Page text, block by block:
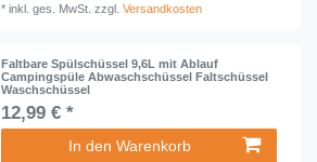
*inkl. ges. MwSt. zzgl.Versandkosten
Faltbare Spülschüssel 9,6L mit Ablauf
Campingspüle Abwaschschüssel Faltschüssel
Waschschüssel
12,99 € *
In den Warenkorb